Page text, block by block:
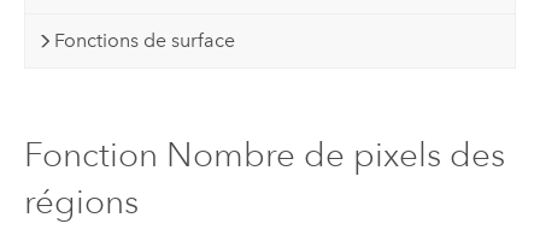
Fonctions de surface
Fonction Nombre de pixels des
régions